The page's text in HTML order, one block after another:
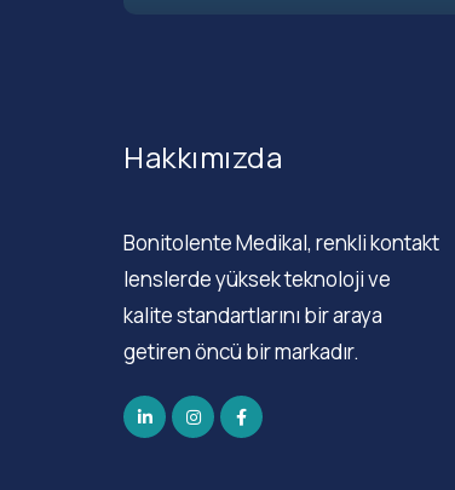
Hakkımızda
Bonitolente Medikal, renkli kontakt
lenslerde yüksek teknoloji ve
kalite standartlarını bir araya
getiren öncü bir markadır.